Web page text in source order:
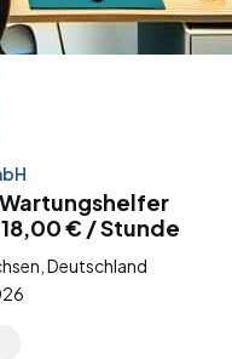
€ / Stunde
Deutschland